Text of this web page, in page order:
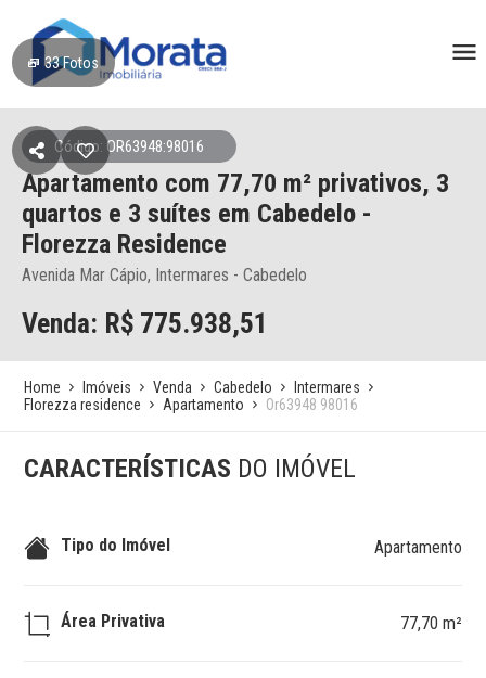
33Fotos
Código: OR63948:98016
Apartamento com 77,70 m² privativos, 3
quartos e 3 suítes em Cabedelo -
Florezza Residence
Avenida Mar Cápio, Intermares - Cabedelo
Venda: R$ 775.938,51
Home Imóveis Venda Cabedelo
Intermares
Florezza residence
Apartamento Or63948 98016
CARACTERÍSTICAS DO IMÓVEL
Tipo do Imóvel Apartamento
Área Privativa 77,70 m²